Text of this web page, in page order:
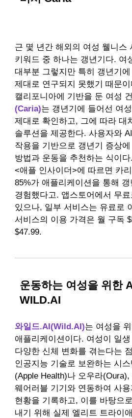
근 몇 년간 해외의 여성 웰니스
키워드 중 하나는 갱년기다. 여
대부분 그렇지만 특히 갱년기
제대로 연구되지 못했기 때문
캘리포니아에 기반을 둔 여성
(Caria)는 갱년기에 들어선 여
제대로 확인하고, 그에 따라 대
솔루션을 제공한다. 사용자와
작용을 기반으로 갱년기 증상
방법과 운동을 추천하는 식이
<애플 인사이더>에 따르면 카
85%가 애플리케이션을 통해
경험했다고. 앱스토어에서 무
있으나, 일부 서비스는 유료로
서비스의 이용 가격은 월 구독
$47.99.
운동하는 여성을 위한
WILD.AI
와일드.AI(Wild.AI)는 여성을
애플리케이션이다. 여성이 일
다양한 신체 변화를 겪는다는
인공지능 기술로 보완하는 시
(Apple Health)나 오우라
웨어러블 기기와 연동하여 사
현황을 기록하고, 이를 바탕으
내기 위해 실제 엘리트 트라이